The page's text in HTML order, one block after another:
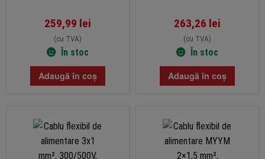
259,99 lei
(cu TVA)
În stoc
Adaugă în coș
263,26 lei
(cu TVA)
În stoc
Adaugă în coș